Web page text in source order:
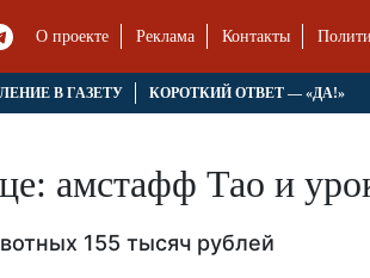
О проекте Реклама Контакты
В ГАЗЕТУ КОРОТКИЙ ОТВЕТ — «ДА!»
амстафф Тао и
155 тысяч рублей